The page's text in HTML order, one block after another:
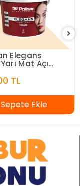
Elegans
Mat Açık
TL
Sepete Ekle